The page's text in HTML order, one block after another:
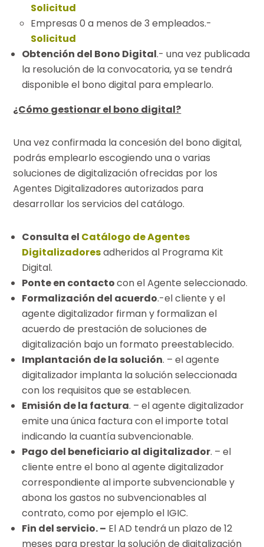
Solicitud
Empresas 0 a menos de 3 empleados.-
Solicitud
Obtención del Bono Digital.- una vez publicada
la resolución de la convocatoria, ya se tendrá
disponible el bono digital para emplearlo.
¿Cómo gestionar el bono digital?
Una vez confirmada la concesión del bono digital,
podrás emplearlo escogiendo una o varias
soluciones de digitalización ofrecidas por los
Agentes Digitalizadores autorizados para
desarrollar los servicios del catálogo.
Consulta el Catálogo de Agentes
Digitalizadoresadheridos al Programa Kit
Digital.
Ponte en contactocon el Agente seleccionado.
Formalización del acuerdo.-el cliente y el
agente digitalizador firman y formalizan el
acuerdo de prestación de soluciones de
digitalización bajo un formato preestablecido.
Implantación de la solución. – el agente
digitalizador implanta la solución seleccionada
con los requisitos que se establecen.
Emisión de la factura. – el agente digitalizador
emite una única factura con el importe total
indicando la cuantía subvencionable.
Pago del beneficiario al digitalizador. – el
cliente entre el bono al agente digitalizador
correspondiente al importe subvencionable y
abona los gastos no subvencionables al
contrato, como por ejemplo el IGIC.
Fin del servicio. – El AD tendrá un plazo de 12
meses para prestar la solución de digitalización